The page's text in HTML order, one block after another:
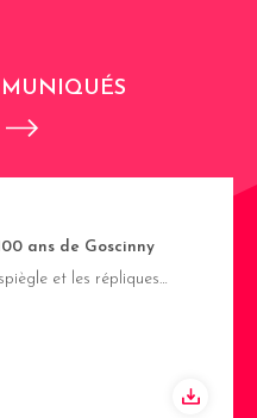
ans de Goscinny
et les répliques…